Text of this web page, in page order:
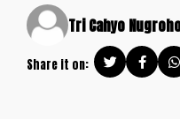
Tri Cahyo
Share it on:
Sports
Update
+
Media
Siber
Disclaimer